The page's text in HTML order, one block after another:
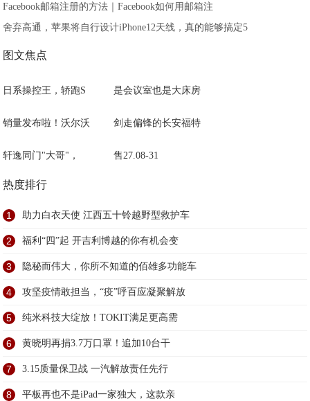
Facebook邮箱注册的方法｜Facebook如何用邮箱注
舍弃高通，苹果将自行设计iPhone12天线，真的能够搞定5
图文焦点
日系操控王，轿跑S 是会议室也是大床房
销量发布啦！沃尔沃 剑走偏锋的长安福特
轩逸同门"大哥"， 售27.08-31
热度排行
1 助力白衣天使 江西五十铃越野型救护车
2 福利“四”起 开吉利博越的你有机会变
3 隐秘而伟大，你所不知道的佰雄多功能车
4 攻坚疫情敢担当，“疫”呼百应凝聚解放
5 纯米科技大绽放！TOKIT满足更高需
6 黄晓明再捐3.7万口罩！追加10台干
7 3.15质量保卫战 一汽解放责任先行
8 平板再也不是iPad一家独大，这款亲